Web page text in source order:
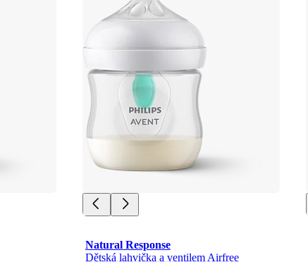
Natural Response
Dětská lahvička a ventilem Airfree